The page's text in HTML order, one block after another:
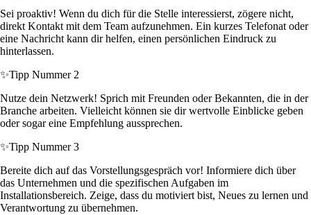
Sei proaktiv! Wenn du dich für die Stelle interessierst, zögere nicht,
direkt Kontakt mit dem Team aufzunehmen. Ein kurzes Telefonat oder
eine Nachricht kann dir helfen, einen persönlichen Eindruck zu
hinterlassen.
✨Tipp Nummer 2
Nutze dein Netzwerk! Sprich mit Freunden oder Bekannten, die in der
Branche arbeiten. Vielleicht können sie dir wertvolle Einblicke geben
oder sogar eine Empfehlung aussprechen.
✨Tipp Nummer 3
Bereite dich auf das Vorstellungsgespräch vor! Informiere dich über
das Unternehmen und die spezifischen Aufgaben im
Installationsbereich. Zeige, dass du motiviert bist, Neues zu lernen und
Verantwortung zu übernehmen.